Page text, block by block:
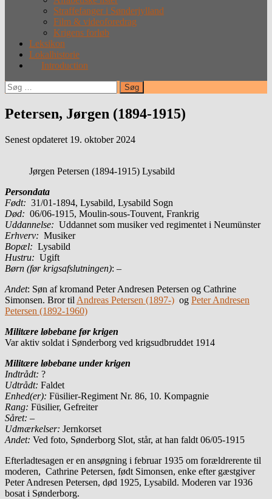
Straffefanger i Sønderjylland
Film & videoforedrag
Krigens forløb
Leksikon
Lokalhistorie
Introduction
Søg
efter:
Petersen, Jørgen (1894-1915)
Senest opdateret 19. oktober 2024
Jørgen Petersen (1894-1915) Lysabild
Persondata
Født: 31/01-1894, Lysabild, Lysabild Sogn
Død: 06/06-1915, Moulin-sous-Touvent, Frankrig
Uddannelse: Uddannet som musiker ved regimentet i Neumünster
Erhverv: Musiker
Bopæl: Lysabild
Hustru: Ugift
Børn (før krigsafslutningen): –
Andet: Søn af kromand Peter Andresen Petersen og Cathrine
Simonsen. Bror til Andreas Petersen (1897-) og Peter Andresen
Petersen (1892-1960)
Militære løbebane før krigen
Var aktiv soldat i Sønderborg ved krigsudbruddet 1914
Militære løbebane under krigen
Indtrådt: ?
Udtrådt: Faldet
Enhed(er): Füsilier-Regiment Nr. 86, 10. Kompagnie
Rang: Füsilier, Gefreiter
Såret: –
Udmærkelser: Jernkorset
Andet: Ved foto, Sønderborg Slot, står, at han faldt 06/05-1915
Efterladtesagen er en ansøgning i februar 1935 om forældrerente til
moderen, Cathrine Petersen, født Simonsen, enke efter gæstgiver
Peter Andresen Petersen, død 1925, Lysabild. Moderen var 1936
bosat i Sønderborg.